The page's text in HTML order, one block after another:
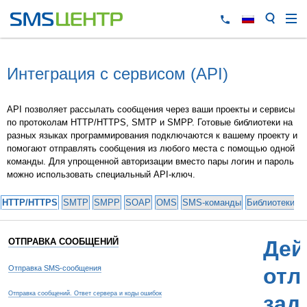
Интеграция с сервисом (API)
API позволяет рассылать сообщения через ваши проекты и сервисы
по протоколам HTTP/HTTPS, SMTP и SMPP. Готовые библиотеки на
разных языках программирования подключаются к вашему проекту и
помогают отправлять сообщения из любого места с помощью одной
команды. Для упрощенной авторизации вместо пары логин и пароль
можно использовать специальный API-ключ.
HTTP/HTTPS SMTP SMPP SOAP OMS SMS-команды Библиотеки
ОТПРАВКА СООБЩЕНИЙ
Отправка SMS-сообщения
Отправка сообщений. Ответ сервера и коды ошибок